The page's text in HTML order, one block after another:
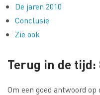
De jaren 2010
Conclusie
Zie ook
Terug in de tijd:
Om een goed antwoord